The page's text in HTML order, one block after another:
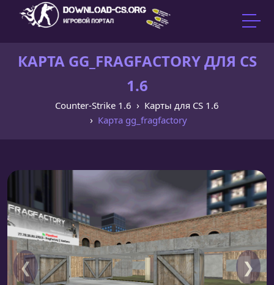
КАРТА GG_FRAGFACTORY ДЛЯ CS
1.6
Counter-Strike 1.6
Карты для CS 1.6
Карта gg_fragfactory
❮ ❯